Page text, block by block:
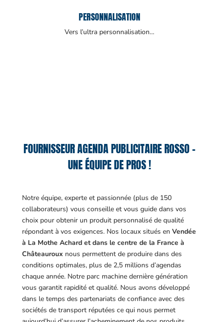
PERSONNALISATION
Vers l’ultra personnalisation…
FOURNISSEUR AGENDA PUBLICITAIRE ROSSO –
UNE ÉQUIPE DE PROS !
Notre équipe, experte et passionnée (plus de 150
collaborateurs) vous conseille et vous guide dans vos
choix pour obtenir un produit personnalisé de qualité
répondant à vos exigences. Nos locaux situés en Vendée
à La Mothe Achard et dans le centre de la France à
Châteauroux nous permettent de produire dans des
conditions optimales, plus de 2,5 millions d’agendas
chaque année. Notre parc machine dernière génération
vous garantit rapidité et qualité. Nous avons développé
dans le temps des partenariats de confiance avec des
sociétés de transport réputées ce qui nous permet